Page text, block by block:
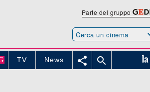
Parte del gruppo
TV News  